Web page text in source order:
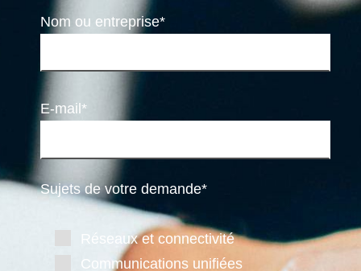
Nom ou entreprise*
E-mail*
Sujets de votre demande*
Réseaux et connectivité
Communications unifiées